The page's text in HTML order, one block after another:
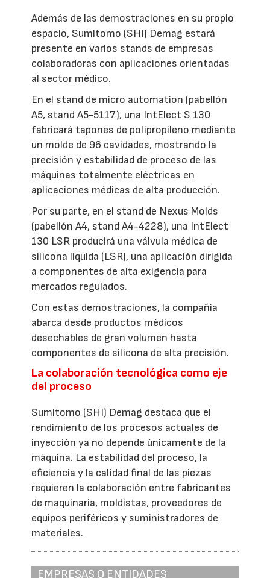
Además de las demostraciones en su propio
espacio, Sumitomo (SHI) Demag estará
presente en varios stands de empresas
colaboradoras con aplicaciones orientadas
al sector médico.
En el stand de micro automation (pabellón
A5, stand A5-5117), una IntElect S 130
fabricará tapones de polipropileno mediante
un molde de 96 cavidades, mostrando la
precisión y estabilidad de proceso de las
máquinas totalmente eléctricas en
aplicaciones médicas de alta producción.
Por su parte, en el stand de Nexus Molds
(pabellón A4, stand A4-4228), una IntElect
130 LSR producirá una válvula médica de
silicona líquida (LSR), una aplicación dirigida
a componentes de alta exigencia para
mercados regulados.
Con estas demostraciones, la compañía
abarca desde productos médicos
desechables de gran volumen hasta
componentes de silicona de alta precisión.
La colaboración tecnológica como eje
del proceso
Sumitomo (SHI) Demag destaca que el
rendimiento de los procesos actuales de
inyección ya no depende únicamente de la
máquina. La estabilidad del proceso, la
eficiencia y la calidad final de las piezas
requieren la colaboración entre fabricantes
de maquinaria, moldistas, proveedores de
equipos periféricos y suministradores de
materiales.
EMPRESAS O ENTIDADES